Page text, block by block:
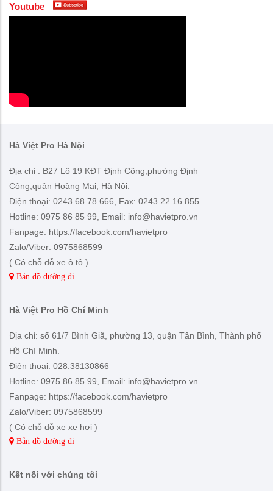
Youtube
Hà Việt Pro Hà Nội
Địa chỉ : B27 Lô 19 KĐT Định Công,phường Định
Công,quận Hoàng Mai, Hà Nội.
Điện thoại: 0243 68 78 666, Fax: 0243 22 16 855
Hotline: 0975 86 85 99, Email: info@havietpro.vn
Fanpage: https://facebook.com/havietpro
Zalo/Viber: 0975868599
( Có chỗ đỗ xe ô tô )
Bản đồ đường đi
Hà Việt Pro Hồ Chí Minh
Địa chỉ: số 61/7 Bình Giã, phường 13, quận Tân Bình, Thành phố
Hồ Chí Minh.
Điện thoại: 028.38130866
Hotline: 0975 86 85 99, Email: info@havietpro.vn
Fanpage: https://facebook.com/havietpro
Zalo/Viber: 0975868599
( Có chỗ đỗ xe xe hơi )
Bản đồ đường đi
Kết nối với chúng tôi